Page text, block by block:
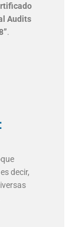
Audits
.
decir,